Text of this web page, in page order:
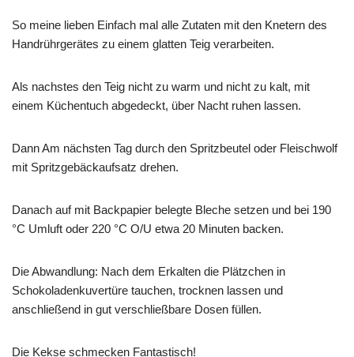
So meine lieben Einfach mal alle Zutaten mit den Knetern des
Handrührgerätes zu einem glatten Teig verarbeiten.
Als nachstes den Teig nicht zu warm und nicht zu kalt, mit
einem Küchentuch abgedeckt, über Nacht ruhen lassen.
Dann Am nächsten Tag durch den Spritzbeutel oder Fleischwolf
mit Spritzgebäckaufsatz drehen.
Danach auf mit Backpapier belegte Bleche setzen und bei 190
°C Umluft oder 220 °C O/U etwa 20 Minuten backen.
Die Abwandlung: Nach dem Erkalten die Plätzchen in
Schokoladenkuvertüre tauchen, trocknen lassen und
anschließend in gut verschließbare Dosen füllen.
Die Kekse schmecken Fantastisch!